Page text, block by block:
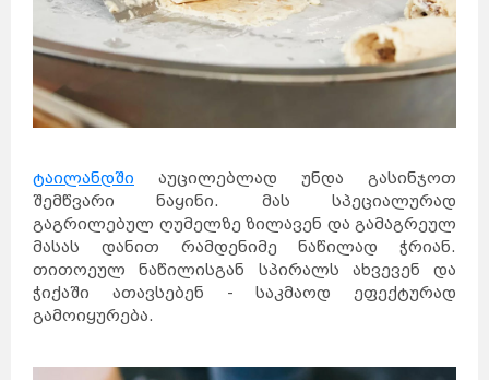
ტაილანდში აუცილებლად უნდა გასინჯოთ
შემწვარი ნაყინი. მას სპეციალურად
გაგრილებულ ღუმელზე ზილავენ და გამაგრეულ
მასას დანით რამდენიმე ნაწილად ჭრიან.
თითოეულ ნაწილისგან სპირალს ახვევენ და
ჭიქაში ათავსებენ - საკმაოდ ეფექტურად
გამოიყურება.